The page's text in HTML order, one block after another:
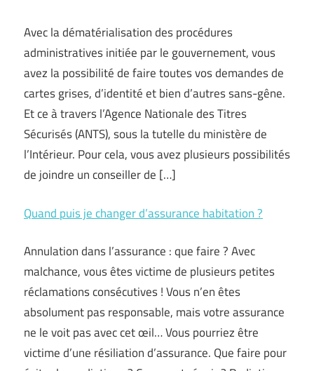
Avec la dématérialisation des procédures
administratives initiée par le gouvernement, vous
avez la possibilité de faire toutes vos demandes de
cartes grises, d’identité et bien d’autres sans-gêne.
Et ce à travers l’Agence Nationale des Titres
Sécurisés (ANTS), sous la tutelle du ministère de
l’Intérieur. Pour cela, vous avez plusieurs possibilités
de joindre un conseiller de […]
Quand puis je changer d’assurance habitation ?
Annulation dans l’assurance : que faire ? Avec
malchance, vous êtes victime de plusieurs petites
réclamations consécutives ! Vous n’en êtes
absolument pas responsable, mais votre assurance
ne le voit pas avec cet œil… Vous pourriez être
victime d’une résiliation d’assurance. Que faire pour